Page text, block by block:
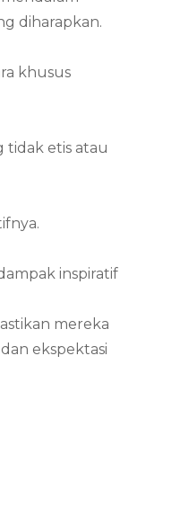
diharapkan.
khusus
etis atau
inspiratif
mereka
ekspektasi